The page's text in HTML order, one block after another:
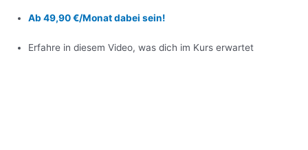
Ab 49,90 €/Monat dabei sein!
Erfahre in diesem Video, was dich im Kurs erwartet